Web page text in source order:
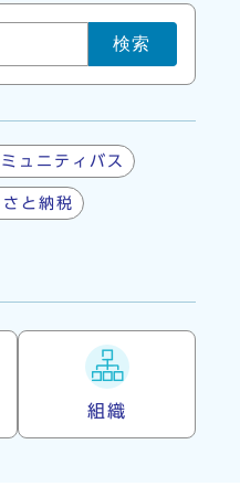
検索
ミュニティバス
さと納税
組織